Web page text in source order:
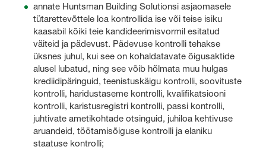
annate Huntsman Building Solutionsi asjaomasele
tütarettevõttele loa kontrollida ise või teise isiku
kaasabil kõiki teie kandideerimisvormil esitatud
väiteid ja pädevust. Pädevuse kontrolli tehakse
üksnes juhul, kui see on kohaldatavate õigusaktide
alusel lubatud, ning see võib hõlmata muu hulgas
krediidipäringuid, teenistuskäigu kontrolli, soovituste
kontrolli, haridustaseme kontrolli, kvalifikatsiooni
kontrolli, karistusregistri kontrolli, passi kontrolli,
juhtivate ametikohtade otsinguid, juhiloa kehtivuse
aruandeid, töötamisõiguse kontrolli ja elaniku
staatuse kontrolli;